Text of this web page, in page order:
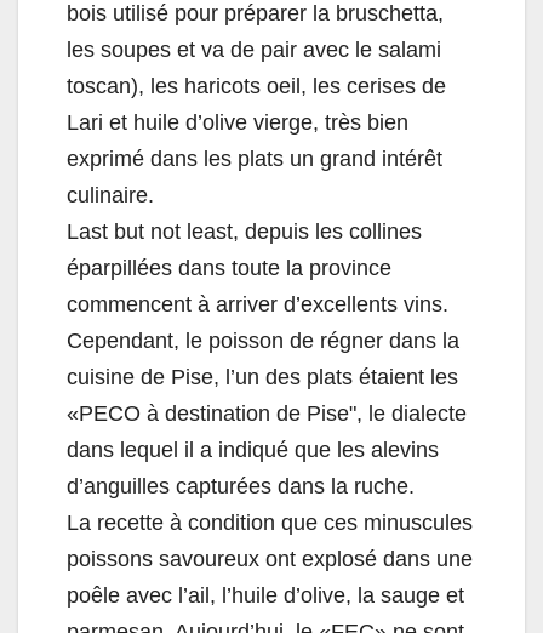
bois utilisé pour préparer la bruschetta,
les soupes et va de pair avec le salami
toscan), les haricots oeil, les cerises de
Lari et huile d’olive vierge, très bien
exprimé dans les plats un grand intérêt
culinaire.
Last but not least, depuis les collines
éparpillées dans toute la province
commencent à arriver d’excellents vins.
Cependant, le poisson de régner dans la
cuisine de Pise, l’un des plats étaient les
«PECO à destination de Pise", le dialecte
dans lequel il a indiqué que les alevins
d’anguilles capturées dans la ruche.
La recette à condition que ces minuscules
poissons savoureux ont explosé dans une
poêle avec l’ail, l’huile d’olive, la sauge et